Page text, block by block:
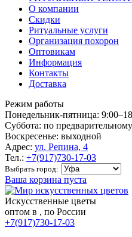
О компании
Скидки
Ритуальные услуги
Организация похорон
Оптовикам
Информация
Контакты
Доставка
Режим работы
Понедельник-пятница:
Суббота: по
Воскресенье: выходной
Адрес: ул. Репина, 4
Тел.: +7(917)730-17-03
Выбрать город:
Ваша корзина пуста
Искусственные цветы
оптом в , по России
+7(917)730-17-03